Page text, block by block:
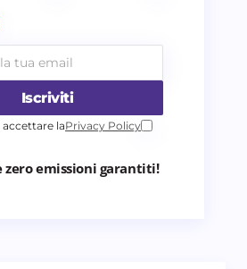
Iscriviti
laPrivacy Policy
zero emissioni garantiti!